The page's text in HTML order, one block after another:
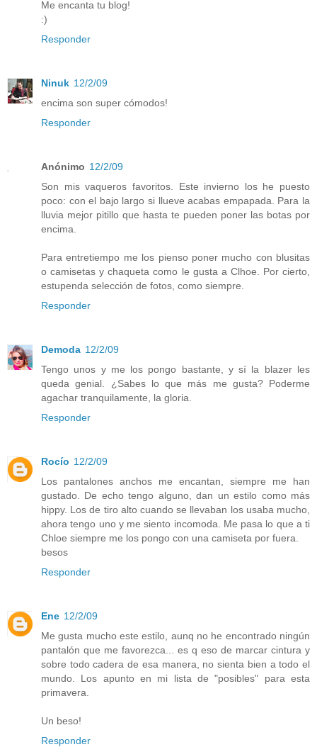
Me encanta tu blog!
:)
Responder
Ninuk 12/2/09
encima son super cómodos!
Responder
Anónimo 12/2/09
Son mis vaqueros favoritos. Este invierno los he puesto
poco: con el bajo largo si llueve acabas empapada. Para la
lluvia mejor pitillo que hasta te pueden poner las botas por
encima.
Para entretiempo me los pienso poner mucho con blusitas
o camisetas y chaqueta como le gusta a Clhoe. Por cierto,
estupenda selección de fotos, como siempre.
Responder
Demoda 12/2/09
Tengo unos y me los pongo bastante, y sí la blazer les
queda genial. ¿Sabes lo que más me gusta? Poderme
agachar tranquilamente, la gloria.
Responder
Rocío 12/2/09
Los pantalones anchos me encantan, siempre me han
gustado. De echo tengo alguno, dan un estilo como más
hippy. Los de tiro alto cuando se llevaban los usaba mucho,
ahora tengo uno y me siento incomoda. Me pasa lo que a ti
Chloe siempre me los pongo con una camiseta por fuera.
besos
Responder
Ene 12/2/09
Me gusta mucho este estilo, aunq no he encontrado ningún
pantalón que me favorezca... es q eso de marcar cintura y
sobre todo cadera de esa manera, no sienta bien a todo el
mundo. Los apunto en mi lista de "posibles" para esta
primavera.
Un beso!
Responder